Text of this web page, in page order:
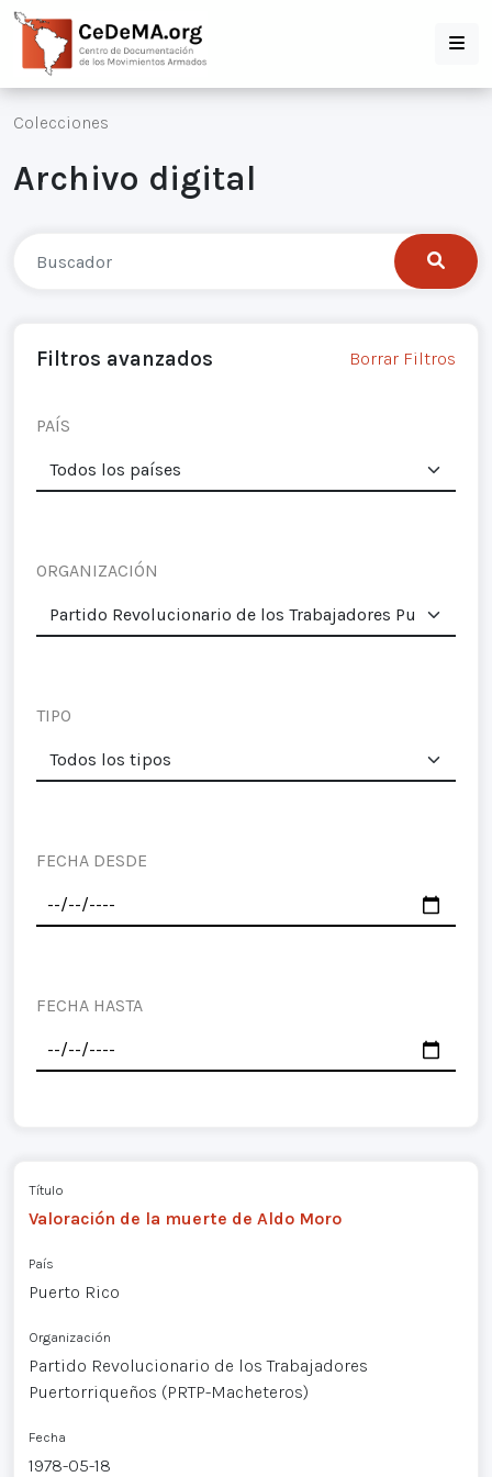
Colecciones
Archivo digital
Filtros avanzados Borrar Filtros
PAÍS
ORGANIZACIÓN
TIPO
FECHA DESDE
FECHA HASTA
Título
Valoración de la muerte de Aldo Moro
País
Puerto Rico
Organización
Partido Revolucionario de los Trabajadores
Puertorriqueños (PRTP-Macheteros)
Fecha
1978-05-18